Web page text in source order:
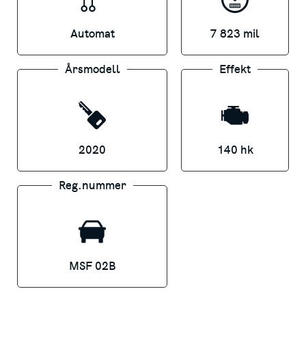
Automat 7 823 mil
Årsmodell
2020
Effekt
140 hk
Reg.nummer
MSF 02B